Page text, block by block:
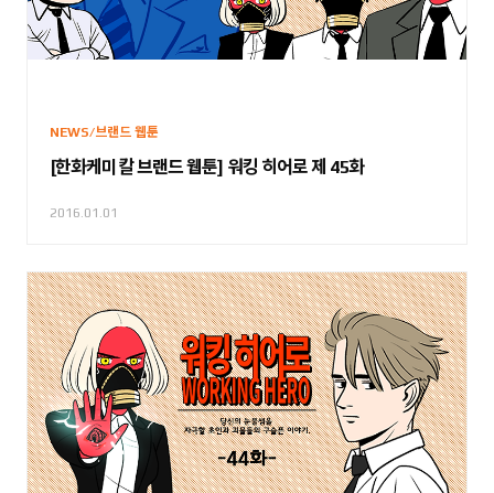
NEWS/브랜드 웹툰
[한화케미칼 브랜드 웹툰] 워킹 히어로 제 45화
2016.01.01